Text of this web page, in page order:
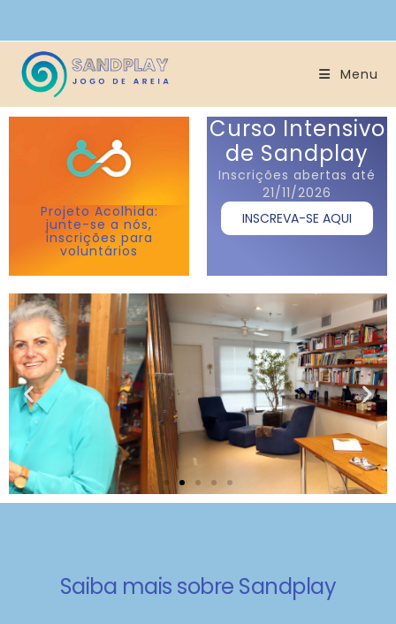
Menu
Projeto Acolhida:
junte-se a nós,
inscrições para
voluntários
Curso Intensivo
de Sandplay
Inscrições abertas até
21/11/2026
INSCREVA-SE AQUI
Atendimentos
Saiba mais sobre Sandplay